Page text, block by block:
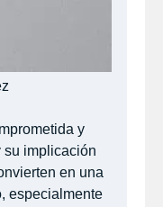
y
su implicación
en una
especialmente